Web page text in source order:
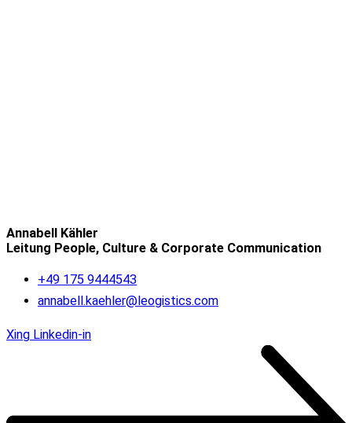
Annabell Kähler
Leitung People, Culture & Corporate Communication
+49 175 9444543
annabell.kaehler@leogistics.com
Xing Linkedin-in